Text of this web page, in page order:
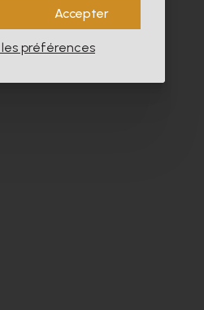
Accepter
préférences